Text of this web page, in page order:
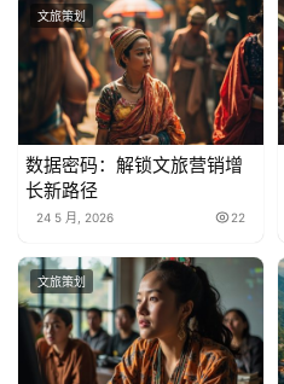
文旅策划
数据密码：解锁文旅营销增
长新路径
24 5 月, 2026 22
文旅策划